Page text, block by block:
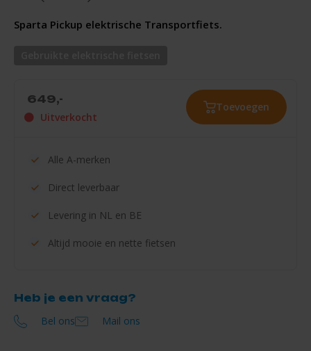
Sparta Pickup elektrische Transportfiets.
649,-
Uitverkocht
Toevoegen
Alle A-merken
Direct leverbaar
Levering in NL en BE
Altijd mooie en nette fietsen
Heb je een vraag?
Bel ons
Mail ons